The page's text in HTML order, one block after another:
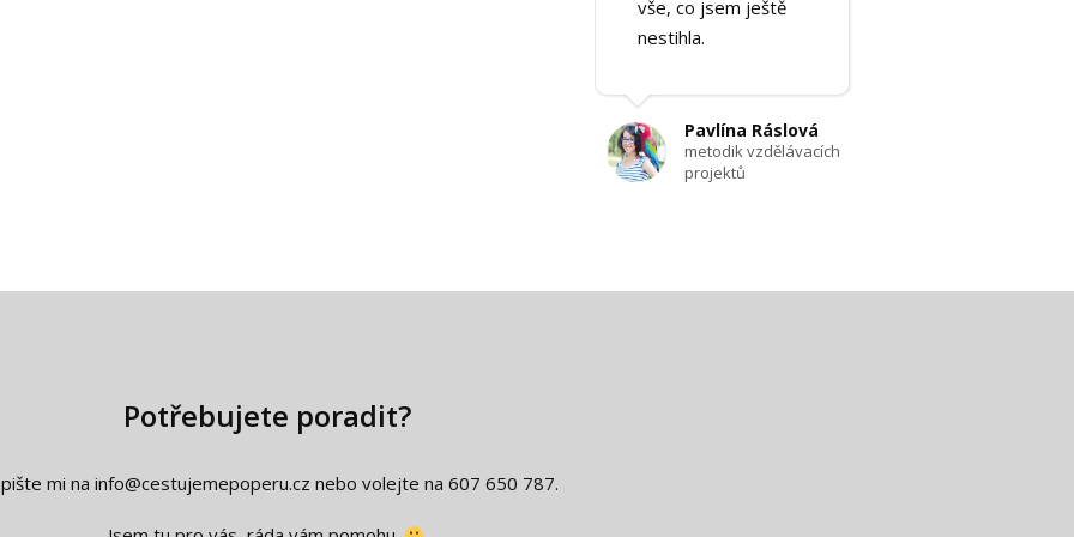
vše, co jsem ještě
nestihla.
Pavlína Ráslová
metodik vzdělávacích
projektů
Potřebujete poradit?
mi na info@cestujemepoperu.cz nebo volejte na 607 650 787.